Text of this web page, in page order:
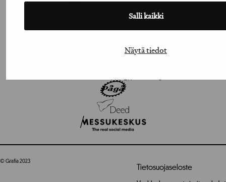
Salli kaikki
Näytä tiedot
© Grafia 2023
Tietosuojaseloste